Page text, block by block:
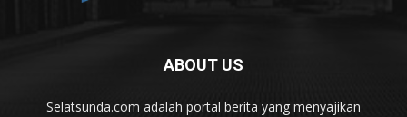
ABOUT US
Selatsunda.com adalah portal berita yang menyajikan